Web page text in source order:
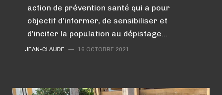
action de prévention santé qui a pour
objectif d'informer, de sensibiliser et
d’inciter la population au dépistage…
JEAN-CLAUDE — 16 OCTOBRE 2021